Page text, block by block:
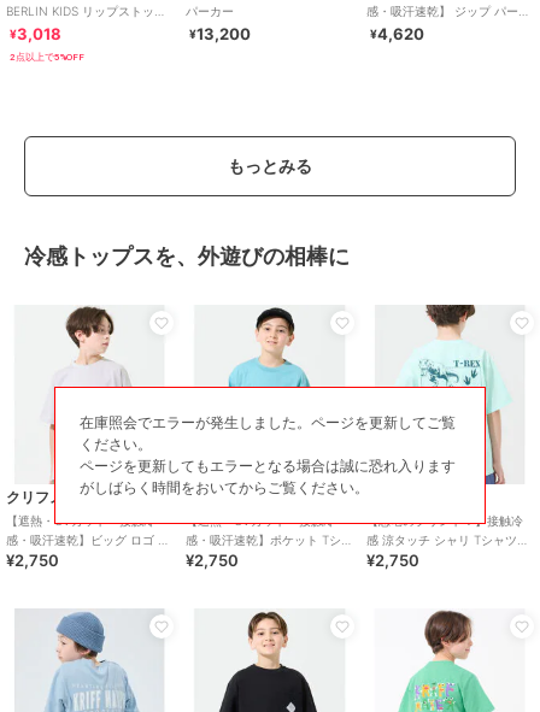
BERLIN KIDS リップストップ
ポケッタブルパーカー 撥水
¥3,018
2点以上で5%OFF
パーカー
¥13,200
感・吸汗速乾】 ジップ パーカ
ー 120cm～170cm
¥4,620
もっとみる
冷感トップスを、外遊びの相棒に
クリフメイヤー
【遮熱・UVカット・接触冷
感・吸汗速乾】ビッグ ロゴ T
シャツ 120cm～170cm
¥2,750
クリフメイヤー
【遮熱・UVカット・接触冷
感・吸汗速乾】ポケット Tシャ
ツ 120cm～170cm
¥2,750
【恐竜のプリント！】接触冷
感 涼タッチ シャリ Tシャツ
120cm～170cm
¥2,750
在庫照会でエラーが発生しました。ページを更新してご覧
ください。
ページを更新してもエラーとなる場合は誠に恐れ入ります
がしばらく時間をおいてからご覧ください。